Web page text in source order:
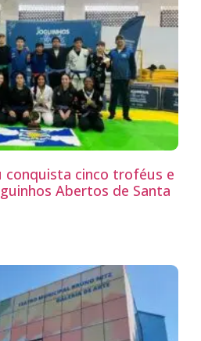
conquista cinco troféus e
Abertos de Santa